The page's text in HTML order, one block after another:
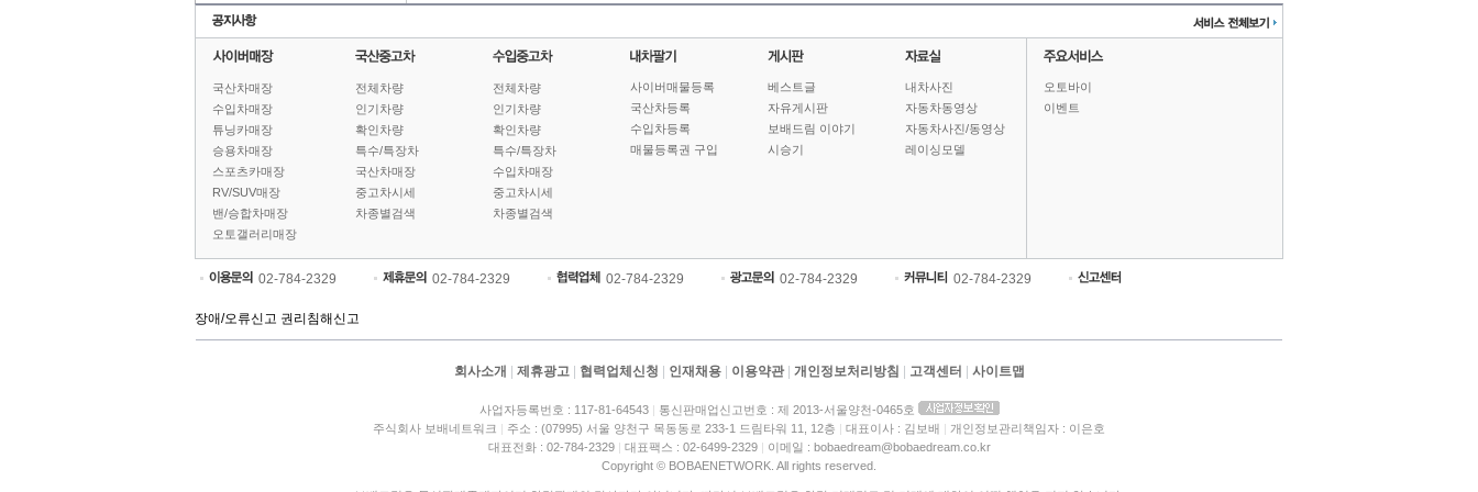
국산차매장
수입차매장
튜닝카매장
승용차매장
스포츠카매장
RV/SUV매장
밴/승합차매장
오토갤러리매장
전체차량
인기차량
확인차량
특수/특장차
국산차매장
중고차시세
차종별검색
전체차량
인기차량
확인차량
특수/특장차
수입차매장
중고차시세
차종별검색
사이버매물등록
국산차등록
수입차등록
매물등록권 구입
베스트글
자유게시판
보배드림 이야기
시승기
내차사진
자동차동영상
자동차사진/동영상
레이싱모델
오토바이
이벤트
02-784-2329 02-784-2329 02-784-2329 02-784-2329 02-784-2329
장애/오류신고 권리침해신고
회사소개 제휴광고 협력업체신청 인재채용 이용약관 개인정보처리방침 고객센터 사이트맵
사업자등록번호 : 117-81-64543 | 통신판매업신고번호 : 제 2013-서울양천-0465호
주식회사 보배네트워크 | 주소 : (07995) 서울 양천구 목동동로 233-1 드림타워 11, 12층 | 대표이사 : 김보배 | 개인정보관리책임자 : 이은호
대표전화 : 02-784-2329 | 대표팩스 : 02-6499-2329 | 이메일 : bobaedream@bobaedream.co.kr
Copyright © BOBAENETWORK. All rights reserved.